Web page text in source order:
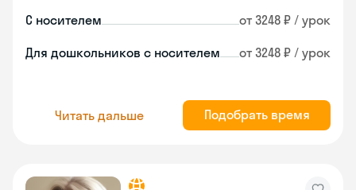
С носителем от 3248 ₽ / урок
Для дошкольников с носителем от 3248 ₽ / урок
Читать дальше Подобрать время